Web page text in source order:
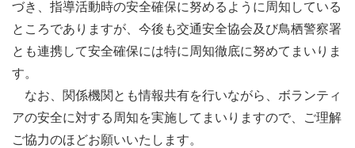
づき、指導活動時の安全確保に努めるように周知している
ところでありますが、今後も交通安全協会及び鳥栖警察署
とも連携して安全確保には特に周知徹底に努めてまいりま
す。
なお、関係機関とも情報共有を行いながら、ボランティ
アの安全に対する周知を実施してまいりますので、ご理解
ご協力のほどお願いいたします。